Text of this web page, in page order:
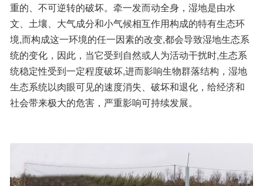
重的、不可逆转的破坏。牵一发而动全身，湿地是由水
文、土壤、大气成分和小气候相互作用构成的特有生态环
境,而构成这一环境的任一因素的改变,都会导致湿地生态系
统的变化，因此，当它受到自然或人为活动干扰时,生态系
统稳定性受到一定程度破坏,进而影响生物群落结构，湿地
生态系统以肉眼可见的速度消失、破坏和退化，给经济和
社会带来极大的危害，严重影响可持续发展。